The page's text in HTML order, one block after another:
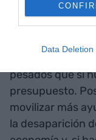
Data Deletion
se han
inicialmente
de euros. Es
burocráticos y
pesados que si
presupuesto.
movilizar más
la desaparición